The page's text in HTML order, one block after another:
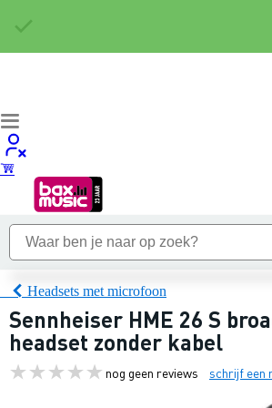
Headsets met microfoon
Sennheiser HME 26 S
headset zonder kabel
nog geen reviews schrijf een